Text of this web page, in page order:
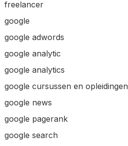
freelancer
google
google adwords
google analytic
google analytics
google cursussen en opleidingen
google news
google pagerank
google search